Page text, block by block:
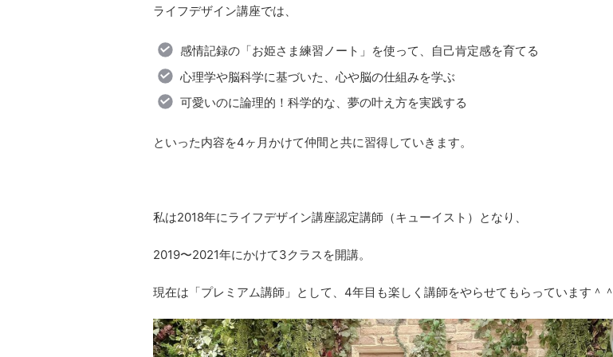
ライフデザイン講座では、
感情記録の「お姫さま練習ノート」を使って、自己肯定感を育てる
心理学や脳科学に基づいた、心や脳の仕組みを学ぶ
可愛いのに論理的！科学的な、夢の叶え方を実践する
といった内容を4ヶ月かけて仲間と共に習得していきます。
私は2018年にライフデザイン講座認定講師（キューイスト）となり、
2019〜2021年にかけて3クラスを開講。
現在は「プレミアム講師」として、4年目も楽しく講師をやらせてもらっています＾＾